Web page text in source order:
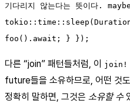
기다리지 않는다는 뜻이다.
foo().await; } });
다른 “join” 패턴들처럼, 이 join!
future들을 소유하므로, 어떤 것
정확히 말하면, 그것은 소유할 수